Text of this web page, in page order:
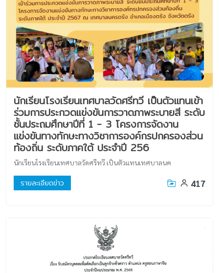
นักเรียนโรงเรียนเทศบาลวัดศรีทวี เป็นตัวแทนเข้า
ร่วมการประกวดแข่งขันการวาดภาพระบายสี ระดับ
ชั้นประถมศึกษาปีที่ 1 - 3 โครงการจัดงาน
แข่งขันทางทักษะทางวิชาการองค์กรปกครองส่วน
ท้องถิ่น ระดับภาคใต้ ประจำปี 256
นักเรียนโรงเรียนเทศบาลวัดศรีทวี เป็นตัวแทนเทศบาลนค
รายละเอียดข่าว 417